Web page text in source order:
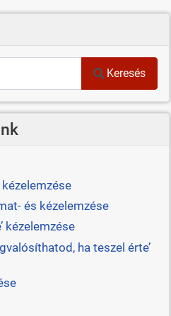
Keresés
és kézelemzése
kézelemzése
ha teszel érte’